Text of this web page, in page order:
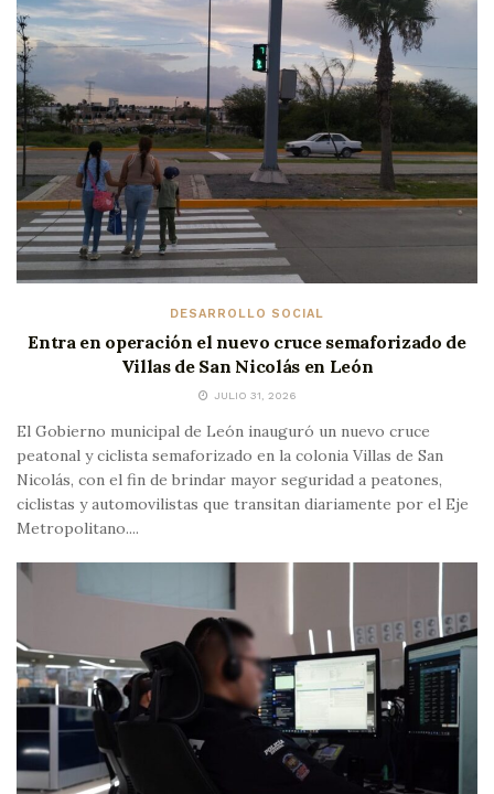
DESARROLLO SOCIAL
Entra en operación el nuevo cruce semaforizado de
Villas de San Nicolás en León
JULIO 31, 2026
El Gobierno municipal de León inauguró un nuevo cruce
peatonal y ciclista semaforizado en la colonia Villas de San
Nicolás, con el fin de brindar mayor seguridad a peatones,
ciclistas y automovilistas que transitan diariamente por el Eje
Metropolitano....